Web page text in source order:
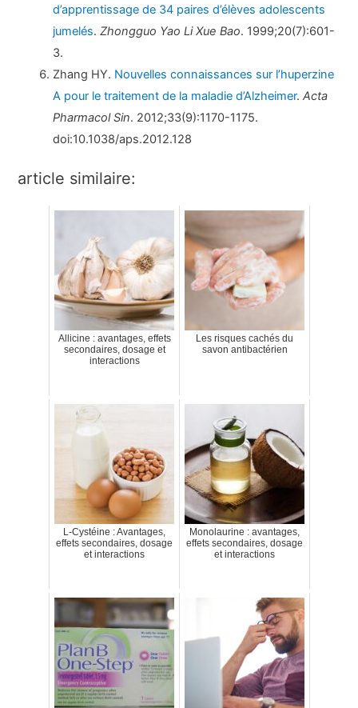
d’apprentissage de 34 paires d’élèves adolescents
jumelés.Zhongguo Yao Li Xue Bao. 1999;20(7):601-
3.
Zhang HY. Nouvelles connaissances sur l’huperzine
A pour le traitement de la maladie d’Alzheimer.Acta
Pharmacol Sin. 2012;33(9):1170-1175.
doi:10.1038/aps.2012.128
article similaire:
Allicine : avantages, effets
secondaires, dosage et
interactions
Les risques cachés du
savon antibactérien
L-Cystéine : Avantages,
effets secondaires, dosage
et interactions
Monolaurine : avantages,
effets secondaires, dosage
et interactions